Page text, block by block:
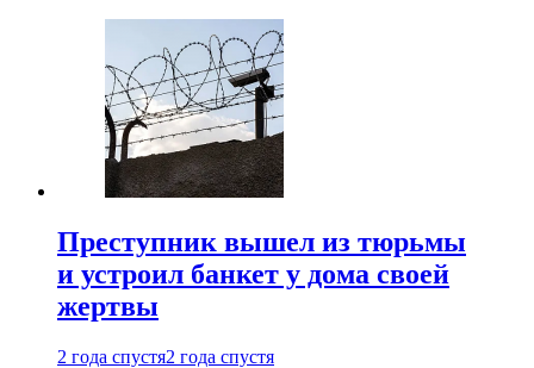
Преступник вышел из тюрьмы
и устроил банкет у дома своей
жертвы
2 года спустя2 года спустя